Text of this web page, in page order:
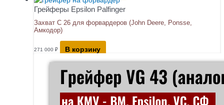
Грейферы Epsilon Palfinger
Захват С 26 для форвардеров (John Deere, Ponsse,
Амкодор)
271 000 ₽ В корзину